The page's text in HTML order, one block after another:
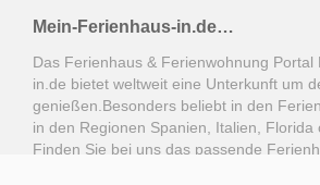
Mein-Ferienhaus-in.de…
Das Ferienhaus & Ferienwohnung Portal
in.de bietet weltweit eine Unterkunft um
genießen.Besonders beliebt in den
in den Regionen Spanien, Italien, Florida
Finden Sie bei uns das passende